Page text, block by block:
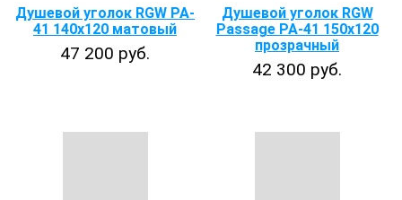
Душевой уголок RGW PA-
41 140x120 матовый
47 200 руб.
Душевой уголок RGW
Passage PA-41 150х120
прозрачный
42 300 руб.